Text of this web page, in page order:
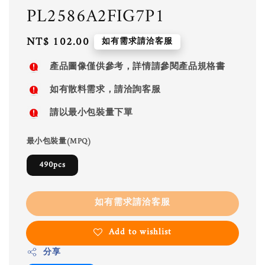
PL2586A2FIG7P1
Regular
price
NT$ 102.00 如有需求請洽客服
產品圖像僅供參考，詳情請參閱產品規格書
如有散料需求，請洽詢客服
請以最小包裝量下單
最小包裝量(MPQ)
490pcs
如有需求請洽客服
Add to wishlist
分享